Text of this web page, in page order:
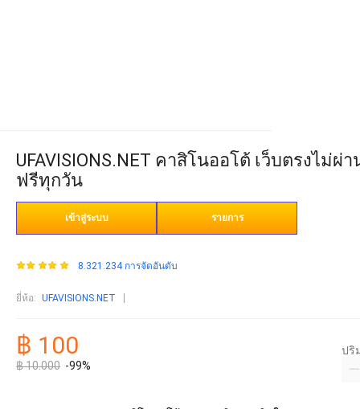
UFAVISIONS.NET คาสิโนออโต้ เว็บตรงไม่
ฟรีทุกวัน
เข้าสู่ระบบ รายการ
8.321.234 การจัดอันดับ
ยี่ห้อ: UFAVISIONS.NET
฿ 100
฿ 10.000 -99%
ปริ